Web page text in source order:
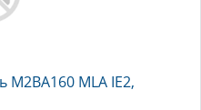
MLA IE2,